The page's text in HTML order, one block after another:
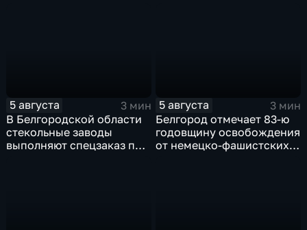
5 августа
3 мин
В Белгородской области
стекольные заводы
выполняют спецзаказ по
5 августа
3 мин
Белгород отмечает 83-ю
годовщину освобождения
от немецко-фашистских